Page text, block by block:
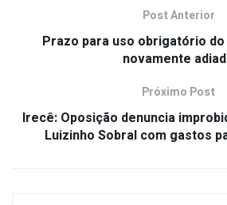
Post Anterior
Prazo para uso obrigatório
novamente
Próximo Post
Irecê: Oposição denuncia
Luizinho Sobral com gastos